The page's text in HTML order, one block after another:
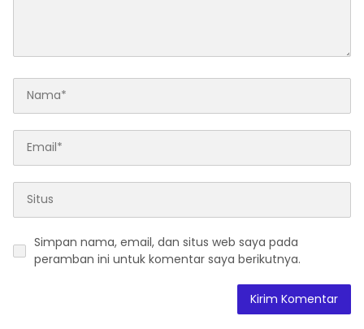
Simpan nama, email, dan situs web saya pada
peramban ini untuk komentar saya berikutnya.